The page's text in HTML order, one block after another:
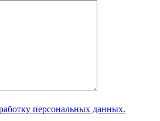
персональных данных.